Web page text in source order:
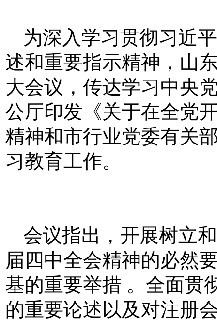
为深入学习贯彻习近
述和重要指示精神，山
大会议，传达学习中央
公厅印发《关于在全党
精神和市行业党委有关
习教育工作。
会议指出，开展树立
届四中全会精神的必然
基的重要举措 。 全面贯
的重要论述以及对注册